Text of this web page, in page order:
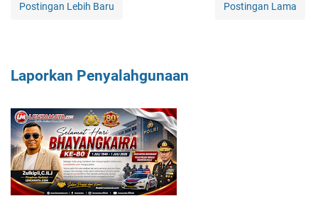
Postingan Lebih Baru Postingan Lama
Laporkan Penyalahgunaan